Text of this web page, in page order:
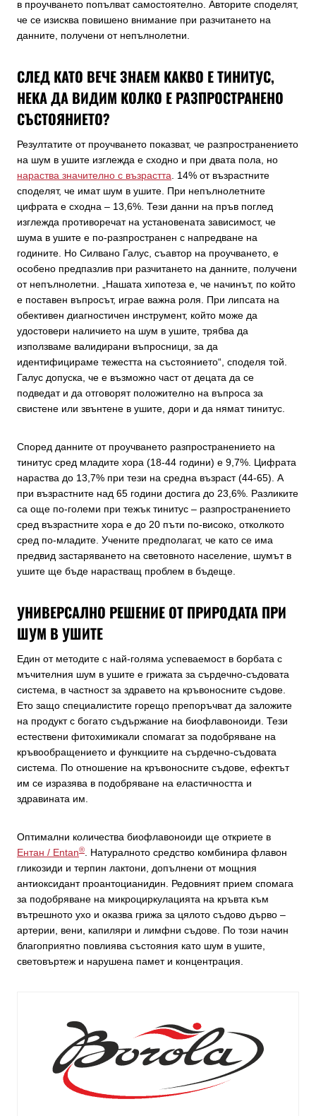
в проучването попълват самостоятелно. Авторите споделят,
че се изисква повишено внимание при разчитането на
данните, получени от непълнолетни.
СЛЕД КАТО ВЕЧЕ ЗНАЕМ КАКВО Е ТИНИТУС,
НЕКА ДА ВИДИМ КОЛКО Е РАЗПРОСТРАНЕНО
СЪСТОЯНИЕТО?
Резултатите от проучването показват, че разпространението
на шум в ушите изглежда е сходно и при двата пола, но
нараства значително с възрастта . 14% от възрастните
споделят, че имат шум в ушите. При непълнолетните
цифрата е сходна – 13,6%. Тези данни на пръв поглед
изглежда противоречат на установената зависимост, че
шума в ушите е по-разпространен с напредване на
годините. Но Силвано Галус, съавтор на проучването, е
особено предпазлив при разчитането на данните, получени
от непълнолетни. „Нашата хипотеза е, че начинът, по който
е поставен въпросът, играе важна роля. При липсата на
обективен диагностичен инструмент, който може да
удостовери наличието на шум в ушите, трябва да
използваме валидирани въпросници, за да
идентифицираме тежестта на състоянието“, споделя той.
Галус допуска, че е възможно част от децата да се
подведат и да отговорят положително на въпроса за
свистене или звънтене в ушите, дори и да нямат тинитус.
Според данните от проучването разпространението на
тинитус сред младите хора (18-44 години) е 9,7%. Цифрата
нараства до 13,7% при тези на средна възраст (44-65). А
при възрастните над 65 години достига до 23,6%. Разликите
са още по-големи при тежък тинитус – разпространението
сред възрастните хора е до 20 пъти по-високо, отколкото
сред по-младите. Учените предполагат, че като се има
предвид застаряването на световното население, шумът в
ушите ще бъде нарастващ проблем в бъдеще.
УНИВЕРСАЛНО РЕШЕНИЕ ОТ ПРИРОДАТА ПРИ
ШУМ В УШИТЕ
Един от методите с най-голяма успеваемост в борбата с
мъчителния шум в ушите е грижата за сърдечно-съдовата
система, в частност за здравето на кръвоносните съдове.
Ето защо специалистите горещо препоръчват да заложите
на продукт с богато съдържание на биофлавоноиди. Тези
естествени фитохимикали спомагат за подобряване на
кръвообращението и функциите на сърдечно-съдовата
система. По отношение на кръвоносните съдове, ефектът
им се изразява в подобряване на еластичността и
здравината им.
Оптимални количества биофлавоноиди ще откриете в
Ентан / Entan®
. Натуралното средство комбинира флавон
гликозиди и терпин лактони, допълнени от мощния
антиоксидант проантоцианидин. Редовният прием спомага
за подобряване на микроциркулацията на кръвта към
вътрешното ухо и оказва грижа за цялото съдово дърво –
артерии, вени, капиляри и лимфни съдове. По този начин
благоприятно повлиява състояния като шум в ушите,
световъртеж и нарушена памет и концентрация.